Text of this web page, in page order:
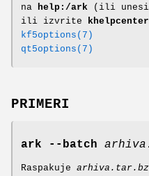
na help:/ark (ili
ili izvrite khelpcenter
kf5options(7)
qt5options(7)
PRIMERI
ark --batch
Raspakuje